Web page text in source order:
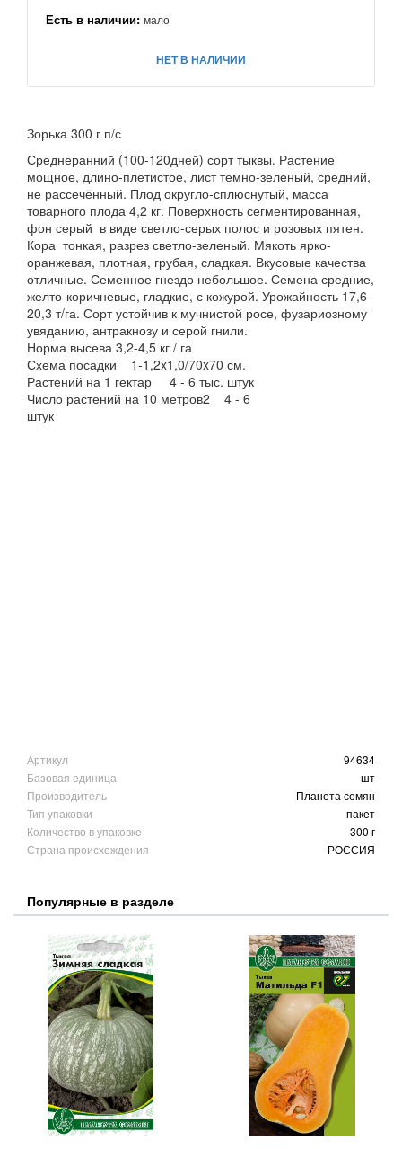
Есть в наличии: мало
НЕТ В НАЛИЧИИ
Зорька 300 г п/с
Среднеранний (100-120дней) сорт тыквы. Растение
мощное, длино-плетистое, лист темно-зеленый, средний,
не рассечённый. Плод округло-сплюснутый, масса
товарного плода 4,2 кг. Поверхность сегментированная,
фон серый в виде светло-серых полос и розовых пятен.
Кора тонкая, разрез светло-зеленый. Мякоть ярко-
оранжевая, плотная, грубая, сладкая. Вкусовые качества
отличные. Семенное гнездо небольшое. Семена средние,
желто-коричневые, гладкие, с кожурой. Урожайность 17,6-
20,3 т/га. Сорт устойчив к мучнистой росе, фузариозному
увяданию, антракнозу и серой гнили.
Норма высева 3,2-4,5 кг / га
Схема посадки 1-1,2x1,0/70x70 см.
Растений на 1 гектар 4 - 6 тыс. штук
Число растений на 10 метров2 4 - 6
штук
Артикул
94634
Базовая единица
шт
Производитель
Планета семян
Тип упаковки
пакет
Количество в упаковке
300 г
Страна происхождения
РОССИЯ
Популярные в разделе